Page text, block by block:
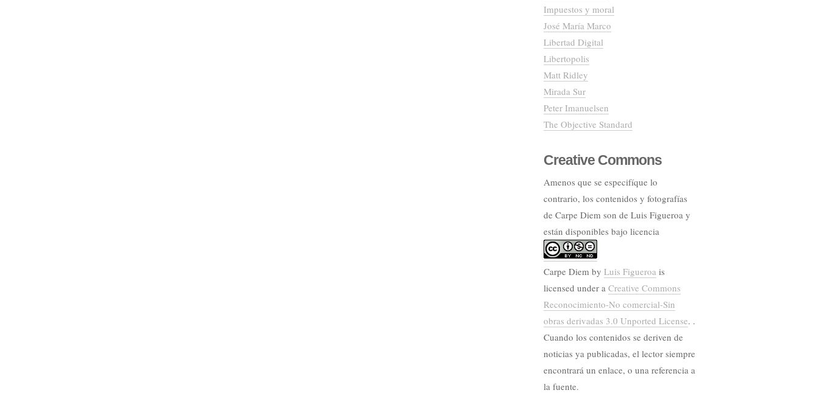
Impuestos y moral
José María Marco
Libertad Digital
Libertopolis
Matt Ridley
Mirada Sur
Peter Imanuelsen
The Objective Standard
Creative Commons
Amenos que se especifíque lo
contrario, los contenidos y fotografías
de Carpe Diem son de Luis Figueroa y
están disponibles bajo licencia
Carpe Diem by Luis Figueroa is
licensed under a Creative Commons
Reconocimiento-No comercial-Sin
obras derivadas 3.0 Unported License. .
Cuando los contenidos se deriven de
noticias ya publicadas, el lector siempre
encontrará un enlace, o una referencia a
la fuente.